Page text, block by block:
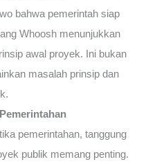
bahwa pemerintah siap
Whoosh menunjukkan
awal proyek. Ini bukan
masalah prinsip dan
pemerintahan, tanggung
publik memang penting.